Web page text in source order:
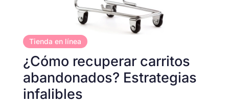
Tienda en línea
¿Cómo recuperar carritos
abandonados? Estrategias
infalibles